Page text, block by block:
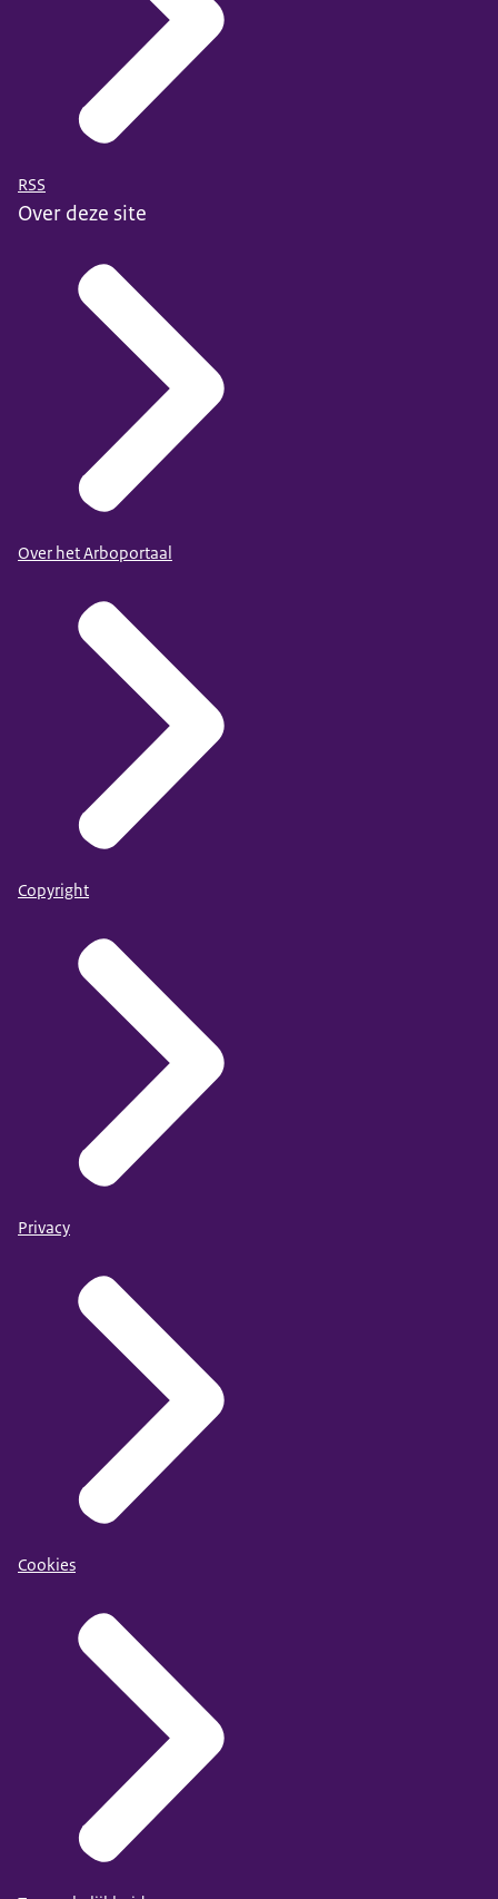
RSS
Over deze site
Over het Arboportaal
Copyright
Privacy
Cookies